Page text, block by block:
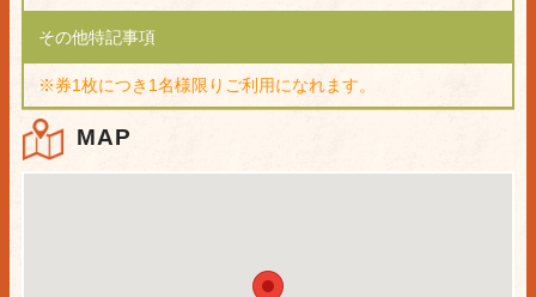
その他特記事項
※券1枚につき1名様限りご利用になれます。
MAP